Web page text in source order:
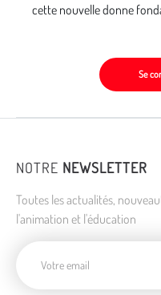
cette nouvelle donne
Se
NOTRE NEWSLETTER
Toutes les actualités,
l'animation et l'éducation